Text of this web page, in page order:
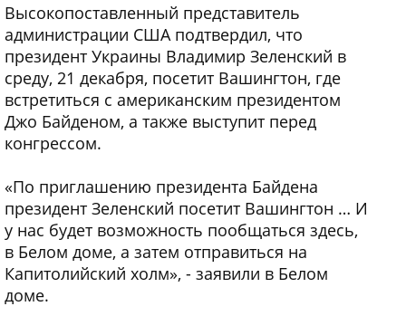
Высокопоставленный представитель
администрации США подтвердил, что
президент Украины Владимир Зеленский в
среду, 21 декабря, посетит Вашингтон, где
встретиться с американским президентом
Джо Байденом, а также выступит перед
конгрессом.
«По приглашению президента Байдена
президент Зеленский посетит Вашингтон … И
у нас будет возможность пообщаться здесь,
в Белом доме, а затем отправиться на
Капитолийский холм», - заявили в Белом
доме.